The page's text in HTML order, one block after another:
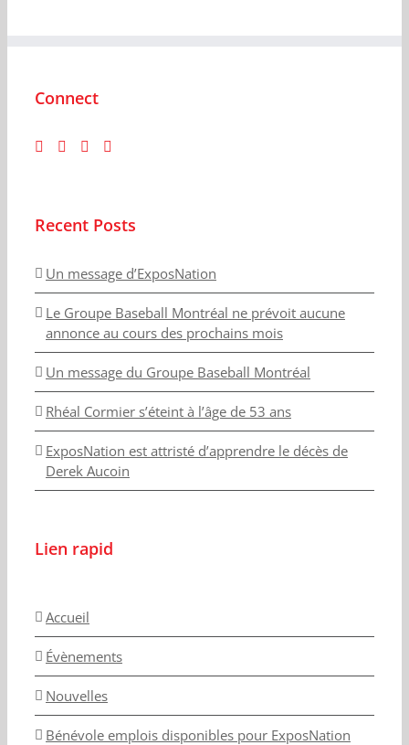
Connect
Recent Posts
Un message d’ExposNation
Le Groupe Baseball Montréal ne prévoit aucune
annonce au cours des prochains mois
Un message du Groupe Baseball Montréal
Rhéal Cormier s’éteint à l’âge de 53 ans
ExposNation est attristé d’apprendre le décès de
Derek Aucoin
Lien rapid
Accueil
Évènements
Nouvelles
Bénévole emplois disponibles pour ExposNation